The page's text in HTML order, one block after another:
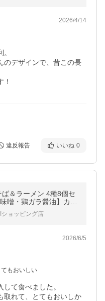
2026/4/14
のデザインで、昔この長
違反報告 いいね 0
＆ラーメン 4種8個セ
噌・鶏ガラ醤油】カッ
イエット BASEFOOD
ョッピング店
2026/6/5
てもおいしい
て食べました。
取れて、とてもおいしか